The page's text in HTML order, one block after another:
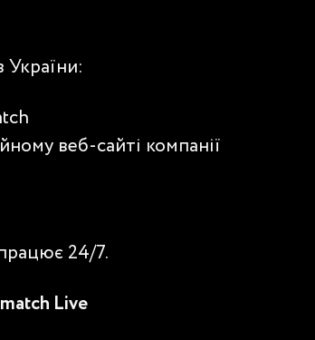
України:
веб-сайті компанії
24/7.
Live